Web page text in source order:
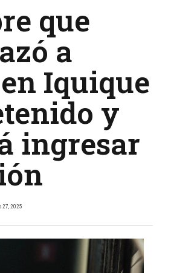
que
a
Iquique
y
ingresar
27, 2025